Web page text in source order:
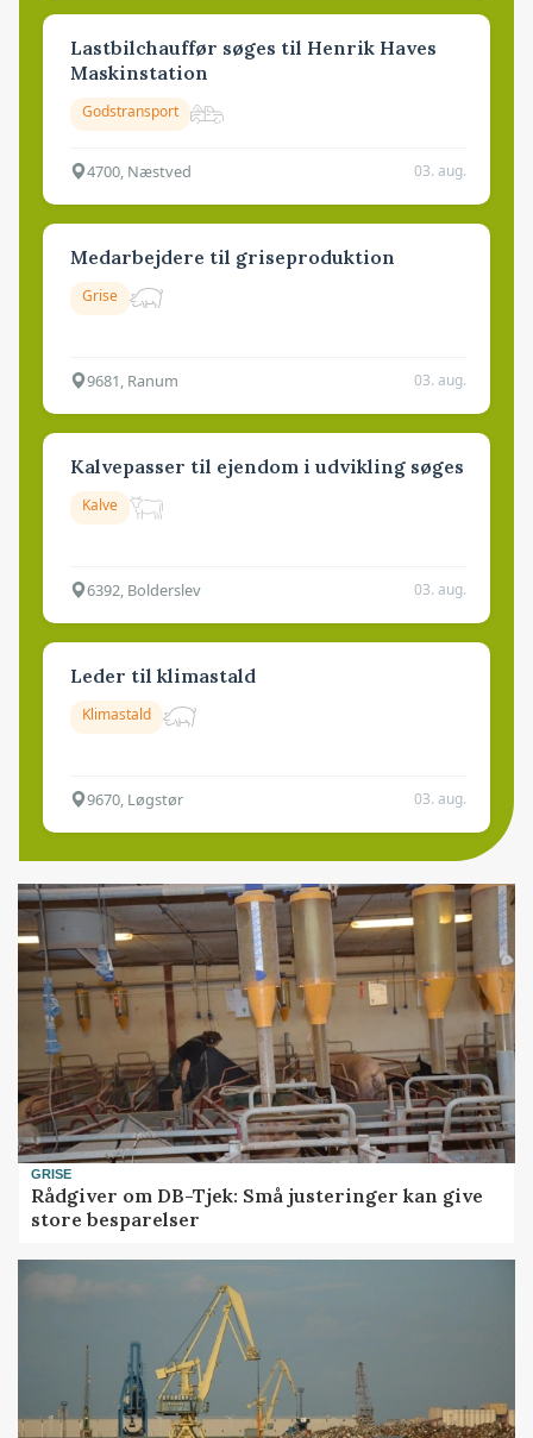
Lastbilchauffør søges til Henrik Haves
Maskinstation
Godstransport
4700, Næstved 03. aug.
Medarbejdere til griseproduktion
Grise
9681, Ranum 03. aug.
Kalvepasser til ejendom i udvikling søges
Kalve
6392, Bolderslev 03. aug.
Leder til klimastald
Klimastald
9670, Løgstør 03. aug.
GRISE
Rådgiver om DB-Tjek: Små justeringer kan give
store besparelser